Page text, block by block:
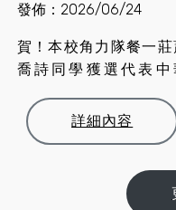
發佈：2026/06/24
賀！本校角力隊餐一莊
喬詩同學獲選代表中
詳細內容